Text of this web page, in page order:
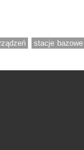
stacje bazowe